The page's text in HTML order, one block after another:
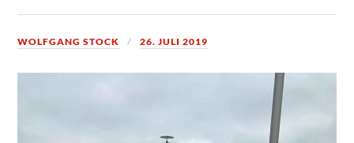
WOLFGANG STOCK 26. JULI 2019